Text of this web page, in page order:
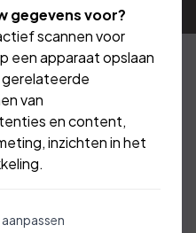
van
hulp
een juridisch
gegevens voor?
scannen voor
een apparaat opslaan
van
en content,
inzichten in het